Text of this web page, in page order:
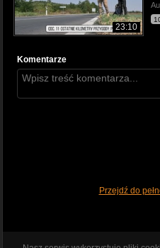
23:10
Komentarze
Przejdź do